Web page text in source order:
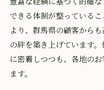
できる体制が整っている
より、群馬県の顧客から
の絆を築き上げています
に密着しつつも、各地の
ます。